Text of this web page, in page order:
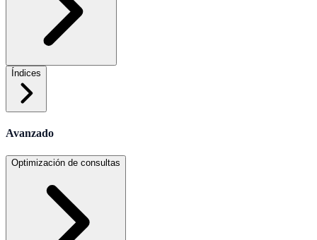
Índices
Avanzado
Optimización de consultas